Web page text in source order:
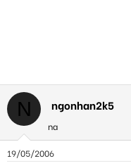
r
t
e
r
N ngonhan2k5
na
19/05/2006